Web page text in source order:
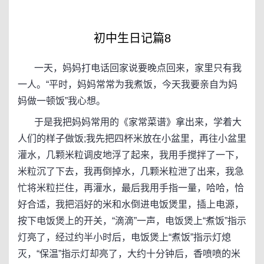
初中生日记篇8
一天，妈妈打电话回家说要晚点回来，家里只有我
一人。“平时，妈妈常常为我煮饭，今天我要亲自为妈
妈做一顿饭”我心想。
于是我把妈妈常用的《家常菜谱》拿出来，学着大
人们的样子做饭;我先把四杯米放在小盆里，再往小盆里
灌水，几颗米粒调皮地浮了起来，我用手搅拌了一下，
米粒沉了下去，我再倒掉水，几颗米粒泄了出来，我急
忙将米粒拦住，再灌水，最后我用手指一量，哈哈，恰
好合适，我把滔好的米和水倒进电饭煲里，插上电源，
按下电饭煲上的开关，“滴滴”一声，电饭煲上“煮饭”指示
灯亮了，经过约半小时后，电饭煲上“煮饭”指示灯熄
灭，“保温”指示灯却亮了，大约十分钟后，香喷喷的米